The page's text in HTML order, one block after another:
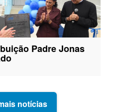
Padre Jonas